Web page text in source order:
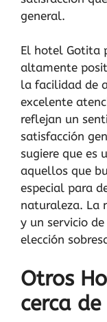
general.
El hotel Gotita
altamente
la facilidad de
excelente
reflejan un
satisfacción
sugiere que es
aquellos que
especial para
naturaleza. La
y un servicio
elección
Otros
cerca